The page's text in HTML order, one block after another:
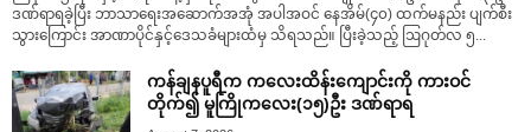
ဒဏ်ရာရခဲ့ပြီး ဘာသာရေးအဆောက်အအုံ အပါအဝင် နေအိမ်(၄၀) ထက်မနည်း ပျက်စီး
သွားကြောင်း အာဏာပိုင်နှင့်ဒေသခံများထံမှ သိရသည်။ ပြီးခဲ့သည့် ဩဂုတ်လ ၅...
ကန်ချနပူရီက ကလေးထိန်းကျောင်းကို ကားဝင်
တိုက်၍ မူကြိုကလေး(၁၅)ဦး ဒဏ်ရာရ